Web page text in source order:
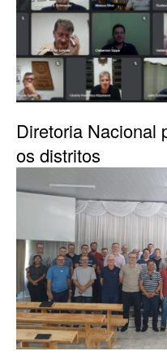
Diretoria Nacional
os distritos